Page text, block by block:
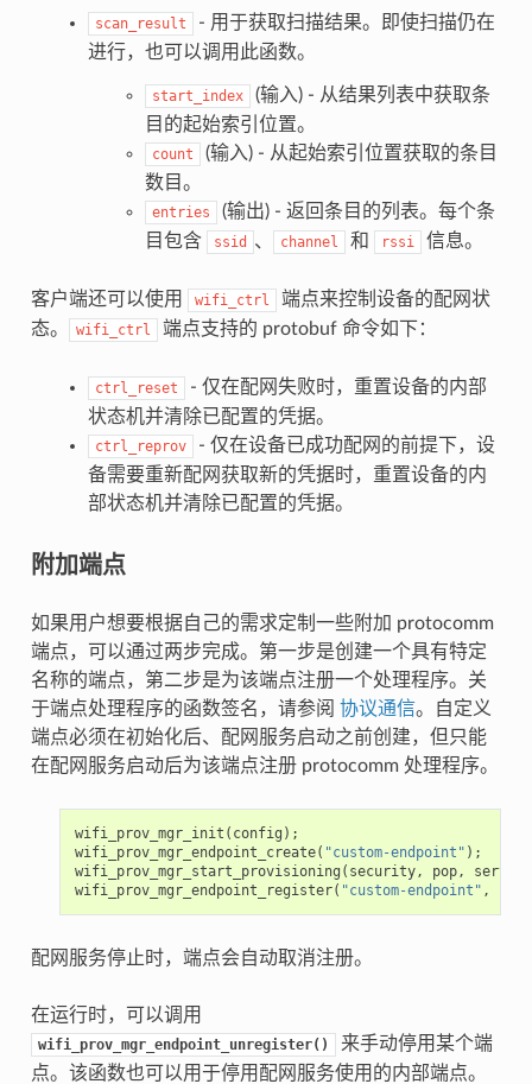
scan_result
- 用于获取扫描结果。即使扫描仍在
进行，也可以调用此函数。
start_index
(输入) - 从结果列表中获取条
目的起始索引位置。
count
(输入) - 从起始索引位置获取的条目
数目。
entries
(输出) - 返回条目的列表。每个条
目包含
ssid 、 channel 和 rssi 信息。
客户端还可以使用 wifi_ctrl
端点来控制设备的配网状
态。
wifi_ctrl 端点支持的 protobuf 命令如下：
ctrl_reset
- 仅在配网失败时，重置设备的内部
状态机并清除已配置的凭据。
ctrl_reprov
- 仅在设备已成功配网的前提下，设
备需要重新配网获取新的凭据时，重置设备的内
部状态机并清除已配置的凭据。
附加端点
如果用户想要根据自己的需求定制一些附加 protocomm
端点，可以通过两步完成。第一步是创建一个具有特定
名称的端点，第二步是为该端点注册一个处理程序。关
于端点处理程序的函数签名，请参阅 协议通信。自定义
端点必须在初始化后、配网服务启动之前创建，但只能
在配网服务启动后为该端点注册 protocomm 处理程序。
wifi_prov_mgr_init ( config );
wifi_prov_mgr_endpoint_create( "custom-endpoint" );
wifi_prov_mgr_start_provisioning ( security, pop,
wifi_prov_mgr_endpoint_register( "custom-endpoint" ,
配网服务停止时，端点会自动取消注册。
在运行时，可以调用
wifi_prov_mgr_endpoint_unregister()
来手动停用某个端
点。该函数也可以用于停用配网服务使用的内部端点。